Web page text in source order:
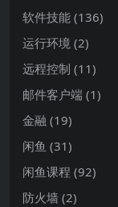
软件技能 (136)
运行环境 (2)
远程控制 (11)
邮件客户端 (1)
金融 (19)
闲鱼 (31)
闲鱼课程 (92)
防火墙 (2)